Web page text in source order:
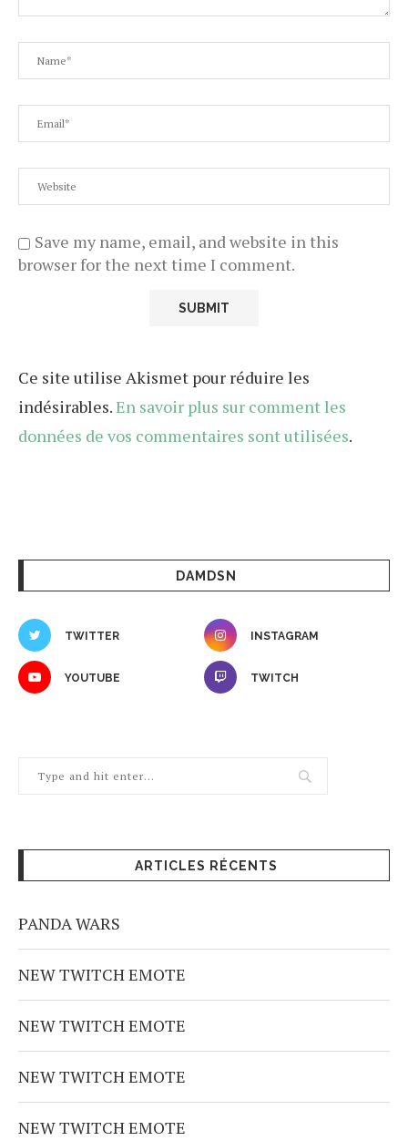
Save my name, email, and website in this
browser for the next time I comment.
Ce site utilise Akismet pour réduire les
indésirables.En savoir plus sur comment les
données de vos commentaires sont utilisées.
DAMDSN
TWITTER INSTAGRAM
YOUTUBE TWITCH
ARTICLES RÉCENTS
PANDA WARS
NEW TWITCH EMOTE
NEW TWITCH EMOTE
NEW TWITCH EMOTE
NEW TWITCH EMOTE